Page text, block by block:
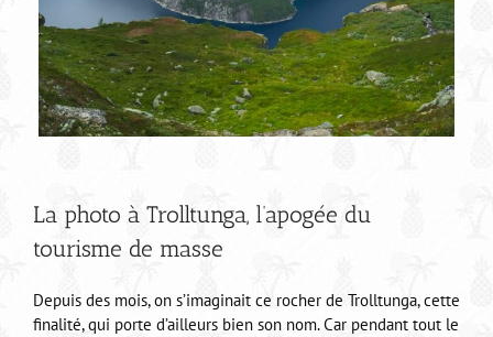
La photo à Trolltunga, l’apogée du
tourisme de masse
Depuis des mois, on s’imaginait ce rocher de Trolltunga, cette
finalité, qui porte d’ailleurs bien son nom. Car pendant tout le